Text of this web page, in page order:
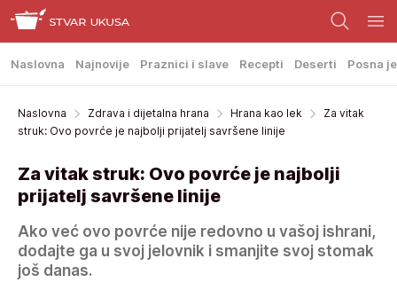
Naslovna Najnovije Praznici i slave Recepti Deserti Posna
Naslovna Zdrava i dijetalna hrana Hrana kao lek
Za vitak
struk: Ovo povrće je najbolji prijatelj savršene linije
Za vitak struk: Ovo povrće je najbolji
prijatelj savršene linije
Ako već ovo povrće nije redovno u vašoj ishrani,
dodajte ga u svoj jelovnik i smanjite svoj stomak
još danas.